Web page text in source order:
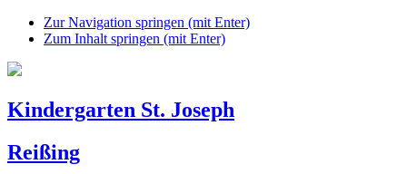
Zur Navigation springen (mit Enter)
Zum Inhalt springen (mit Enter)
Kindergarten St. Joseph
Reißing